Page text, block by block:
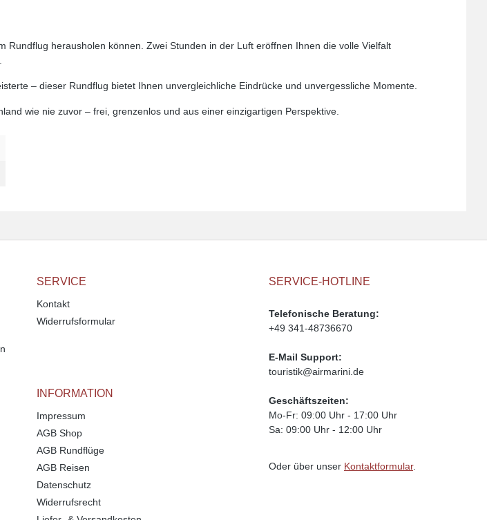
Rundflug herausholen können. Zwei Stunden in der Luft eröffnen Ihnen die volle Vielfalt
– dieser Rundflug bietet Ihnen unvergleichliche Eindrücke und unvergessliche Momente.
wie nie zuvor – frei, grenzenlos und aus einer einzigartigen Perspektive.
SERVICE
Kontakt
Widerrufsformular
INFORMATION
Impressum
AGB Shop
AGB Rundflüge
AGB Reisen
Datenschutz
Widerrufsrecht
SERVICE-HOTLINE
Telefonische Beratung:
+49 341-48736670
E-Mail Support:
touristik@airmarini.de
Geschäftszeiten:
Mo-Fr: 09:00 Uhr - 17:00 Uhr
Sa: 09:00 Uhr - 12:00 Uhr
Oder über unser Kontaktformular.